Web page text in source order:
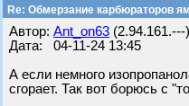
Re: Обмерзание карбюраторов
Автор: Ant_on63 (2.94.161.---)
Дата: 04-11-24 13:45
А если немного
сгорает. Так вот борюсь с